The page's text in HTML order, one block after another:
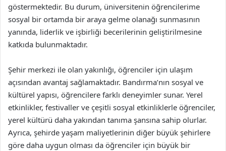
göstermektedir. Bu durum, üniversitenin öğrencilerime
sosyal bir ortamda bir araya gelme olanağı sunmasının
yanında, liderlik ve işbirliği becerilerinin geliştirilmesine
katkıda bulunmaktadır.
Şehir merkezi ile olan yakınlığı, öğrenciler için ulaşım
açısından avantaj sağlamaktadır. Bandırma’nın sosyal ve
kültürel yapısı, öğrencilere farklı deneyimler sunar. Yerel
etkinlikler, festivaller ve çeşitli sosyal etkinliklerle öğrenciler,
yerel kültürü daha yakından tanıma şansına sahip olurlar.
Ayrıca, şehirde yaşam maliyetlerinin diğer büyük şehirlere
göre daha uygun olması da öğrenciler için büyük bir